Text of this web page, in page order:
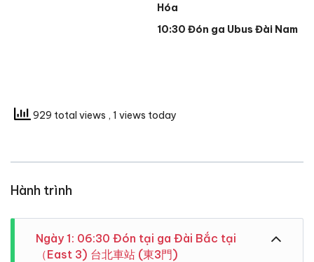
Hóa
10:30 Đón ga Ubus Đài Nam
929 total views , 1 views today
Hành trình
Ngày 1: 06:30 Đón tại ga Đài Bắc tại
（East 3) 台北車站 (東3門)